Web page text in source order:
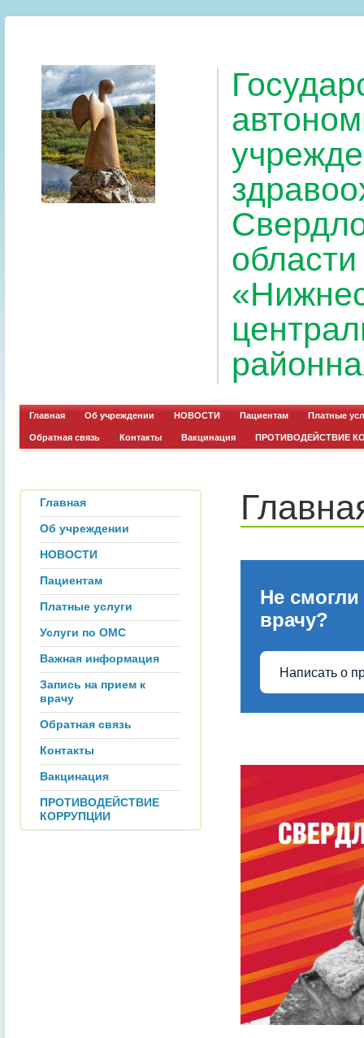
области
Главная Об учреждении НОВОСТИ Пациентам Платные
Обратная связь Контакты Вакцинация ПРОТИВОДЕЙСТВИЕ
Главная
Об учреждении
НОВОСТИ
Пациентам
Платные услуги
Услуги по ОМС
Важная информация
Запись на прием к
врачу
Обратная связь
Контакты
Вакцинация
ПРОТИВОДЕЙСТВИЕ
КОРРУПЦИИ
Не смогли
врачу?
Написать о